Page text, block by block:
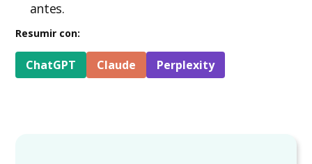
antes.
Resumir con:
ChatGPT Claude Perplexity